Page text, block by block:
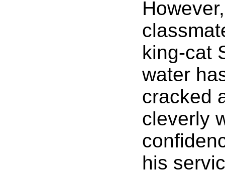
king-cat
water
cracked
cleverly
his